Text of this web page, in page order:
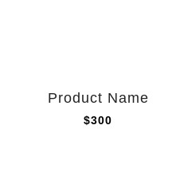
Product Name
$300